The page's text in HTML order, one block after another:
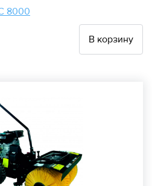
8000
В корзину